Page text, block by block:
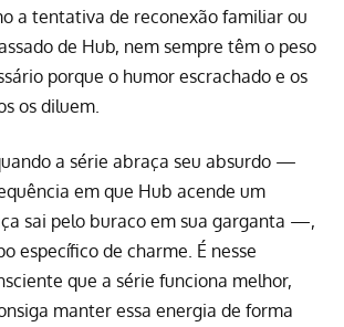
a tentativa de reconexão familiar ou
de Hub, nem sempre têm o peso
porque o humor escrachado e os
os diluem.
a série abraça seu absurdo —
em que Hub acende um
sai pelo buraco em sua garganta —,
específico de charme. É nesse
que a série funciona melhor,
manter essa energia de forma